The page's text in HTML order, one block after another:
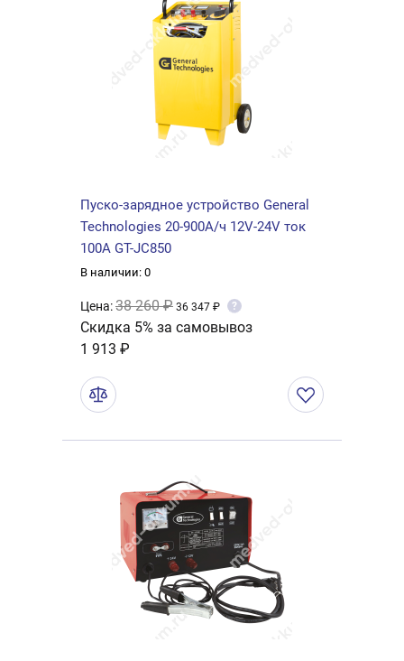
Пуско-зарядное устройство General
Technologies 20-900А/ч 12V-24V ток
100А GT-JC850
В наличии: 0
Цена:38 260 ₽ 36 347 ₽ ?
Скидка 5% за самовывоз
1 913 ₽